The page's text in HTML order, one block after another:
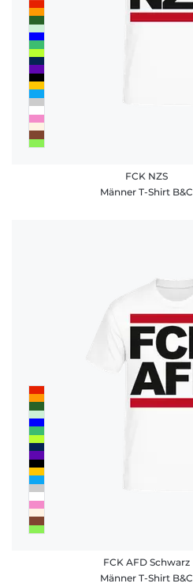
FCK NZS
Männer T-Shirt B&C
FCK AFD Schwarz
Männer T-Shirt B&C